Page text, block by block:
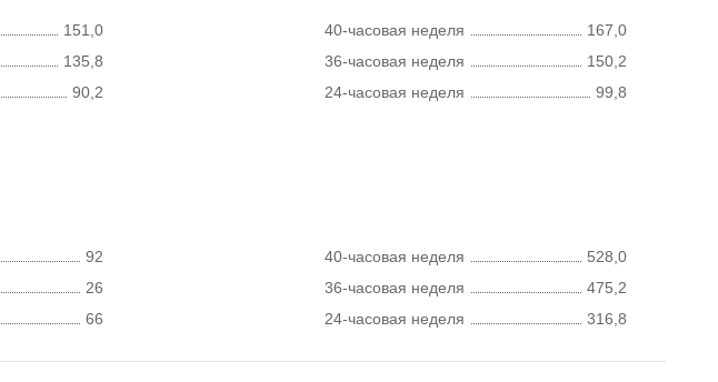
151,0
135,8
90,2
40-часовая неделя
167,0
36-часовая неделя
150,2
24-часовая неделя
99,8
92
26
66
40-часовая неделя
528,0
36-часовая неделя
475,2
24-часовая неделя
316,8